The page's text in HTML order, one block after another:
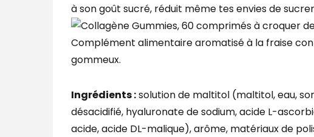
à son goût sucré, réduit même tes envies de
Complément alimentaire aromatisé à la fraise
gommeux.
Ingrédients :solution de maltitol (maltitol, eau,
désacidifié, hyaluronate de sodium, acide L-
acide, acide DL-malique), arôme, matériaux de